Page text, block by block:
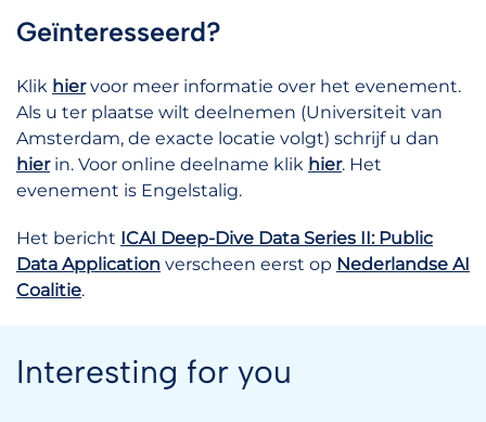
Geïnteresseerd?
Klik hiervoor meer informatie over het evenement.
Als u ter plaatse wilt deelnemen (Universiteit van
Amsterdam, de exacte locatie volgt) schrijf u dan
hierin. Voor online deelname klik hier. Het
evenement is Engelstalig.
Het bericht ICAI Deep-Dive Data Series II: Public
Data Application verscheen eerst op Nederlandse AI
Coalitie.
Interesting for you